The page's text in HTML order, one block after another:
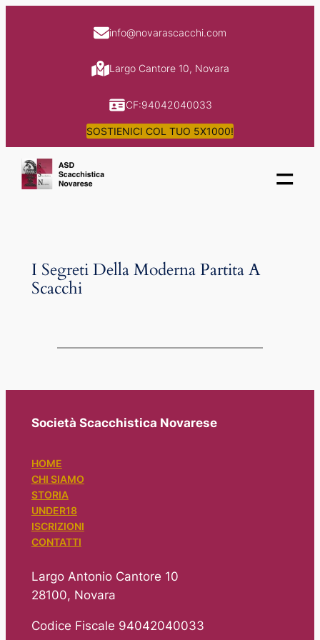
info@novarascacchi.com
Largo Cantore 10, Novara
CF:94042040033
SOSTIENICI COL TUO 5X1000!
=
I Segreti Della Moderna Partita A
Scacchi
Società Scacchistica Novarese
HOME
CHI SIAMO
STORIA
UNDER18
ISCRIZIONI
CONTATTI
Largo Antonio Cantore 10
28100, Novara
Codice Fiscale 94042040033